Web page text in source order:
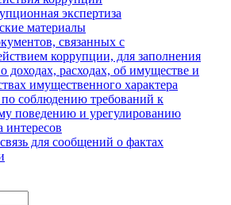
экспертиза
материалы
связанных с
коррупции, для заполнения
доходах, расходах, об имуществе и
имущественного характера
соблюдению требований к
поведению и урегулированию
интересов
для сообщений о фактах